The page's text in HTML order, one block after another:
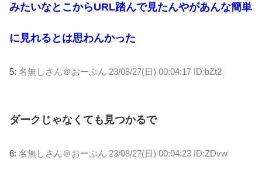
みたいなとこからURL踏んで見たんやがあんな簡単
に見れるとは思わんかった
5: 名無しさん＠おーぷん 23/08/27(日) 00:04:17 ID:bZt2
ダークじゃなくても見つかるで
6: 名無しさん＠おーぷん 23/08/27(日) 00:04:23 ID:ZDvw